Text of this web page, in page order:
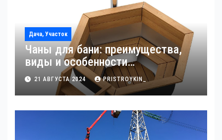
Дача, Участок
Чаны для бани: преимущества,
виды и особенности
использования
21 АВГУСТА 2024 PRISTROYKIN_